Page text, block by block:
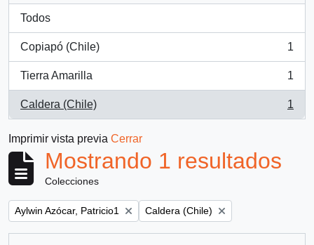
Todos
Copiapó (Chile)
, 1 resultados
1
Tierra Amarilla
, 1 resultados
1
Caldera (Chile)
, 1 resultados
1
Imprimir vista previa Cerrar
Mostrando 1 resultados
Colecciones
Remove filter:
Aylwin Azócar, Patricio1 Remove filter:
Caldera (Chile)